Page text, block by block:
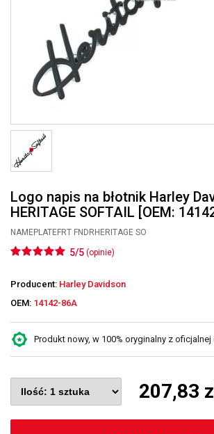
Logo napis na błotnik Harley
HERITAGE SOFTAIL [OEM:
NAMEPLATEFRT FNDRHERITAGE SO
5/5 (opinie)
Producent: Harley Davidson
OEM: 14142-86A
Produkt nowy, w 100% oryginalny z
207,83